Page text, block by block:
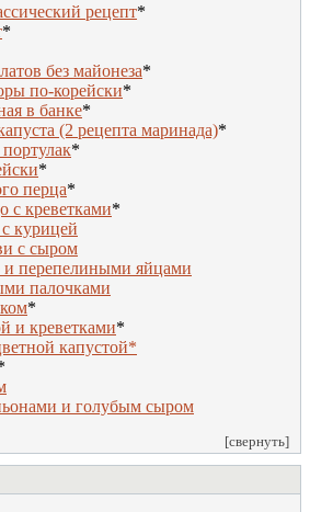
рецепт*
*
без майонеза*
по-корейски*
в банке*
(2 рецепта маринада)*
*
*
перца*
с креветками*
курицей
с сыром
и перепелиными яйцами
палочками
*
и креветками*
капустой*
и голубым сыром
[свернуть]